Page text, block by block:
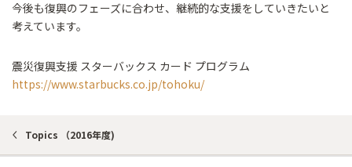
今後も復興のフェーズに合わせ、継続的な支援をしていきたいと
考えています。
震災復興支援 スターバックス カード プログラム
https://www.starbucks.co.jp/tohoku/
Topics （2016年度)